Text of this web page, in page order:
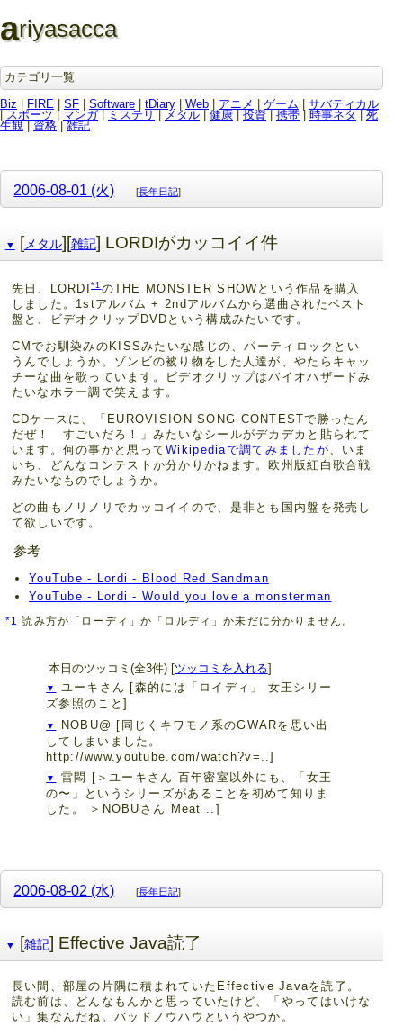
ariyasacca
カテゴリ一覧
Biz
FIRE SF Software tDiary Web アニメ ゲーム
サバティカル
スポーツ | マンガ| ミステリ メタル 健康 投資 携帯 | 時事ネタ
死
生観
資格| 雑記
2006-08-01 (火) [長年日記]
▼ [ メタル][雑記] LORDIがカッコイイ件
先日、LORDI*1 のTHE MONSTER SHOWという作品を購入
しました。1stアルバム + 2ndアルバムから選曲されたベスト
盤と、ビデオクリップDVDという構成みたいです。
CMでお馴染みのKISSみたいな感じの、パーティロックとい
うんでしょうか。ゾンビの被り物をした人達が、やたらキャッ
チーな曲を歌っています。ビデオクリップはバイオハザードみ
たいなホラー調で笑えます。
CDケースに、「EUROVISION SONG CONTESTで勝ったん
だぜ！ すごいだろ！」みたいなシールがデカデカと貼られて
います。何の事かと思ってWikipediaで調てみましたが 、いま
いち、どんなコンテストか分かりかねます。欧州版紅白歌合戦
みたいなものでしょうか。
どの曲もノリノリでカッコイイので、是非とも国内盤を発売し
て欲しいです。
参考
YouTube - Lordi - Blood Red Sandman
YouTube - Lordi - Would you love a monsterman
*1 読み方が「ローディ」か「ロルディ」か未だに分かりません。
本日のツッコミ(全3件) [ツッコミを入れる]
▼ ユーキさん [森的には「ロイディ」 女王シリー
ズ参照のこと]
▼ NOBU@ [同じくキワモノ系のGWARを思い出
してしまいました。
http://www.youtube.com/watch?v=..]
▼ 雷悶
[＞ユーキさん 百年密室以外にも、「女王
の〜」というシリーズがあることを初めて知りま
した。 ＞NOBUさん Meat ..]
2006-08-02 (水) [長年日記]
▼ [雑記] Effective Java読了
長い間、部屋の片隅に積まれていたEffective Javaを読了。
読む前は、どんなもんかと思っていたけど、「やってはいけな
い」集なんだね。バッドノウハウというやつか。